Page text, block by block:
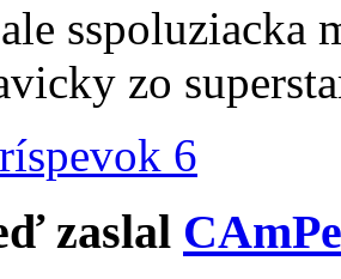
sspoluziacka
zo
6
zaslal